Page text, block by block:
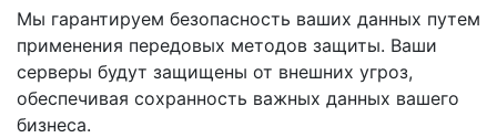
Мы гарантируем безопасность ваших данных путем
применения передовых методов защиты. Ваши
серверы будут защищены от внешних угроз,
обеспечивая сохранность важных данных вашего
бизнеса.